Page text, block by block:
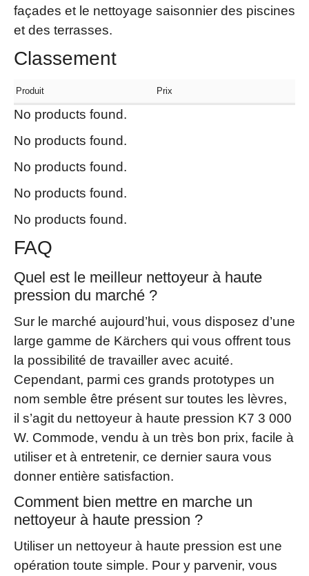
façades et le nettoyage saisonnier des piscines
et des terrasses.
Classement
Produit Prix
No products found.
No products found.
No products found.
No products found.
No products found.
FAQ
Quel est le meilleur nettoyeur à haute
pression du marché ?
Sur le marché aujourd’hui, vous disposez d’une
large gamme de Kärchers qui vous offrent tous
la possibilité de travailler avec acuité.
Cependant, parmi ces grands prototypes un
nom semble être présent sur toutes les lèvres,
il s’agit du nettoyeur à haute pression K7 3 000
W. Commode, vendu à un très bon prix, facile à
utiliser et à entretenir, ce dernier saura vous
donner entière satisfaction.
Comment bien mettre en marche un
nettoyeur à haute pression ?
Utiliser un nettoyeur à haute pression est une
opération toute simple. Pour y parvenir, vous